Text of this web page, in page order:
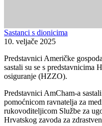
Sastanci s dionicima
10. veljače 2025
Predstavnici Američke
sastali su se s predstavnicima
osiguranje (HZZO).
Predstavnici AmCham-a
pomoćnicom ravnatelja za
rukovoditeljicom Službe za
Hrvatskog zavoda za